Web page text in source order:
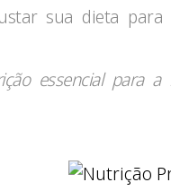
sua dieta para
essencial para